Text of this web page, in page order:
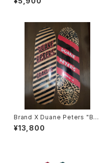
Brand X Duane Peters "Bull
et-Pig" Jay Adams Shape
スケートボード デッキ
¥13,800